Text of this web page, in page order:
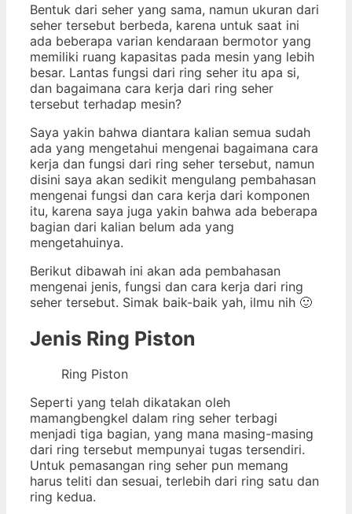
Bentuk dari seher yang sama, namun ukuran dari
seher tersebut berbeda, karena untuk saat ini
ada beberapa varian kendaraan bermotor yang
memiliki ruang kapasitas pada mesin yang lebih
besar. Lantas fungsi dari ring seher itu apa si,
dan bagaimana cara kerja dari ring seher
tersebut terhadap mesin?
Saya yakin bahwa diantara kalian semua sudah
ada yang mengetahui mengenai bagaimana cara
kerja dan fungsi dari ring seher tersebut, namun
disini saya akan sedikit mengulang pembahasan
mengenai fungsi dan cara kerja dari komponen
itu, karena saya juga yakin bahwa ada beberapa
bagian dari kalian belum ada yang
mengetahuinya.
Berikut dibawah ini akan ada pembahasan
mengenai jenis, fungsi dan cara kerja dari ring
seher tersebut. Simak baik-baik yah, ilmu nih 🙂
Jenis Ring Piston
Ring Piston
Seperti yang telah dikatakan oleh
mamangbengkel dalam ring seher terbagi
menjadi tiga bagian, yang mana masing-masing
dari ring tersebut mempunyai tugas tersendiri.
Untuk pemasangan ring seher pun memang
harus teliti dan sesuai, terlebih dari ring satu dan
ring kedua.